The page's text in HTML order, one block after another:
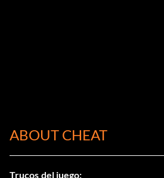
ABOUT CHEAT
Trucos del juego: